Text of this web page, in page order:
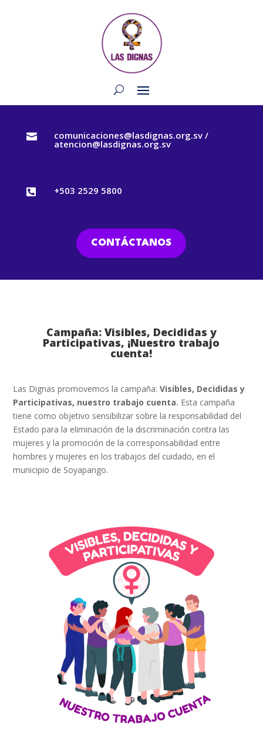
 comunicaciones@lasdignas.org.sv /
atencion@lasdignas.org.sv
 +503 2529 5800
CONTÁCTANOS
Campaña: Visibles, Decididas y
Participativas, ¡Nuestro trabajo
cuenta!
Las Dignas promovemos la campaña:Visibles, Decididas y
Participativas, nuestro trabajo cuenta. Esta campaña
tiene como objetivo sensibilizar sobre la responsabilidad del
Estado para la eliminación de la discriminación contra las
mujeres y la promoción de la corresponsabilidad entre
hombres y mujeres en los trabajos del cuidado, en el
municipio de Soyapango.